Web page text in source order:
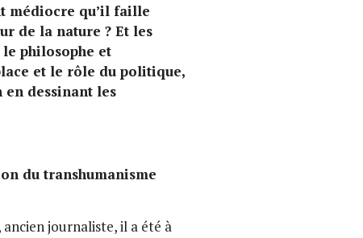
médiocre qu’il faille
de la nature ? Et les
philosophe et
et le rôle du politique,
dessinant les
du transhumanisme
ancien journaliste, il a été à